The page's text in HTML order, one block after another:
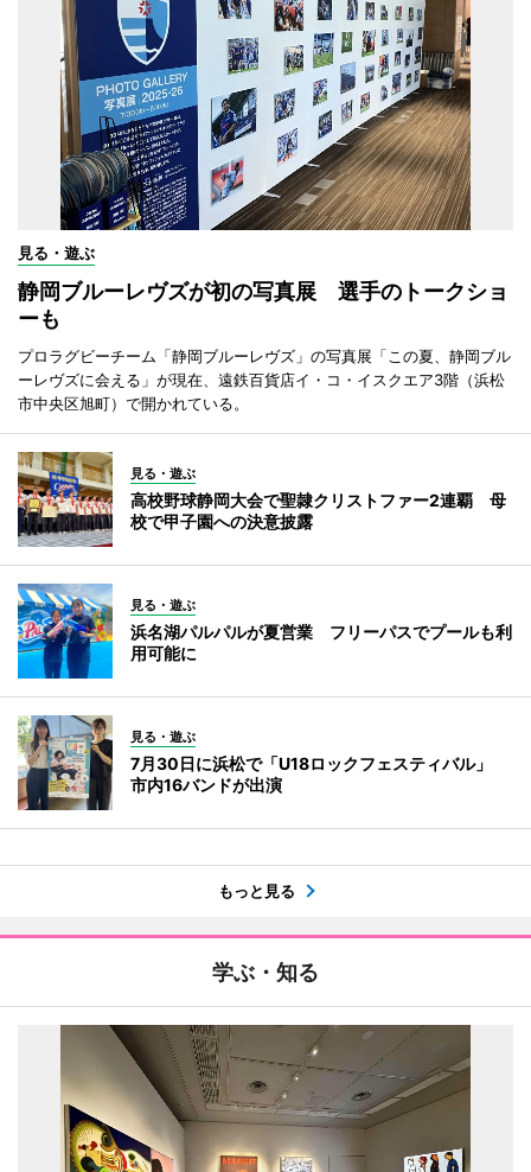
見る・遊ぶ
静岡ブルーレヴズが初の写真展 選手のトークショ
ーも
プロラグビーチーム「静岡ブルーレヴズ」の写真展「この夏、静岡ブル
ーレヴズに会える」が現在、遠鉄百貨店イ・コ・イスクエア3階（浜松
市中央区旭町）で開かれている。
見る・遊ぶ
高校野球静岡大会で聖隷クリストファー2連覇 母
校で甲子園への決意披露
見る・遊ぶ
浜名湖パルパルが夏営業 フリーパスでプールも利
用可能に
見る・遊ぶ
7月30日に浜松で「U18ロックフェスティバル」
市内16バンドが出演
もっと見る
学ぶ・知る